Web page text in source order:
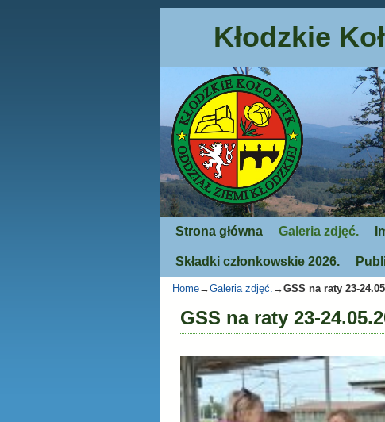
Kłodzkie
Przejdź do głównej treści
Przejdź do
Strona główna Galeria zdjęć.
Składki członkowskie 2026.
Home→Galeria zdjęć. →GSS na raty 23-
GSS na raty 23-